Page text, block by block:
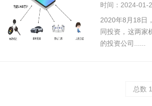
时间：2024-01-
2020年8月18日
同投资，这两家
的投资公司......
总数